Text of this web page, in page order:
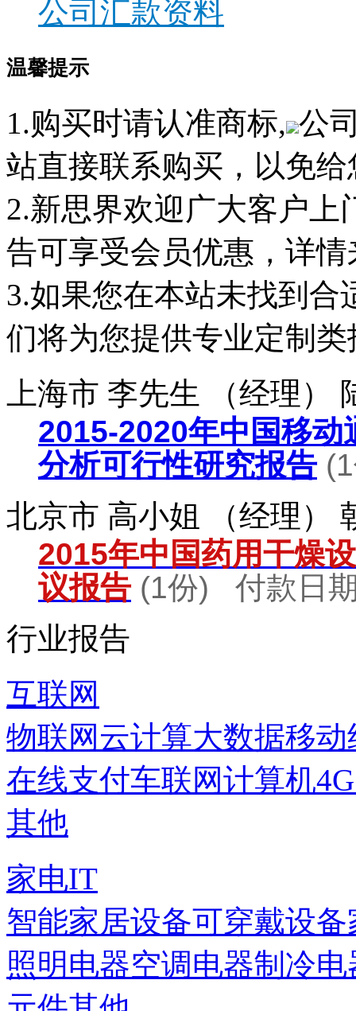
公司汇款资料
温馨提示
1.购买时请认准商标, 公
站直接联系购买，以免
2.新思界欢迎广大客户
告可享受会员优惠，详
3.如果您在本站未找到
们将为您提供专业定制类
上海市 李先生 （经理）
2015-2020年中国移
分析可行性研究报告(1
北京市 高小姐 （经理）
2015年中国药用干燥
议报告 (1份) 付款日
行业报告
互联网
物联网 云计算大数据移动
在线支付车联网计算机
其他
家电IT
智能家居设备可穿戴设备
照明电器空调电器制冷电